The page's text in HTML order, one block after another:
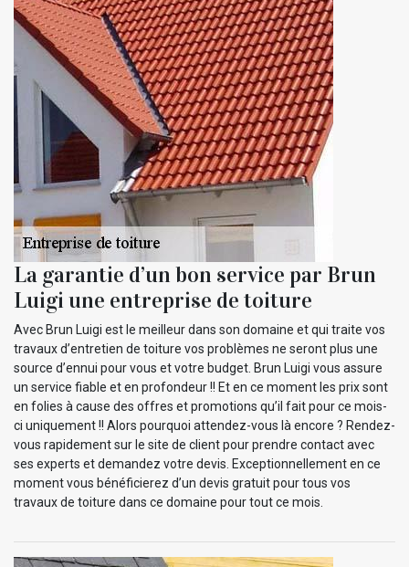
La garantie d’un bon service par Brun
Luigi une entreprise de toiture
Avec Brun Luigi est le meilleur dans son domaine et qui traite vos
travaux d’entretien de toiture vos problèmes ne seront plus une
source d’ennui pour vous et votre budget. Brun Luigi vous assure
un service fiable et en profondeur !! Et en ce moment les prix sont
en folies à cause des offres et promotions qu’il fait pour ce mois-
ci uniquement !! Alors pourquoi attendez-vous là encore ? Rendez-
vous rapidement sur le site de client pour prendre contact avec
ses experts et demandez votre devis. Exceptionnellement en ce
moment vous bénéficierez d’un devis gratuit pour tous vos
travaux de toiture dans ce domaine pour tout ce mois.